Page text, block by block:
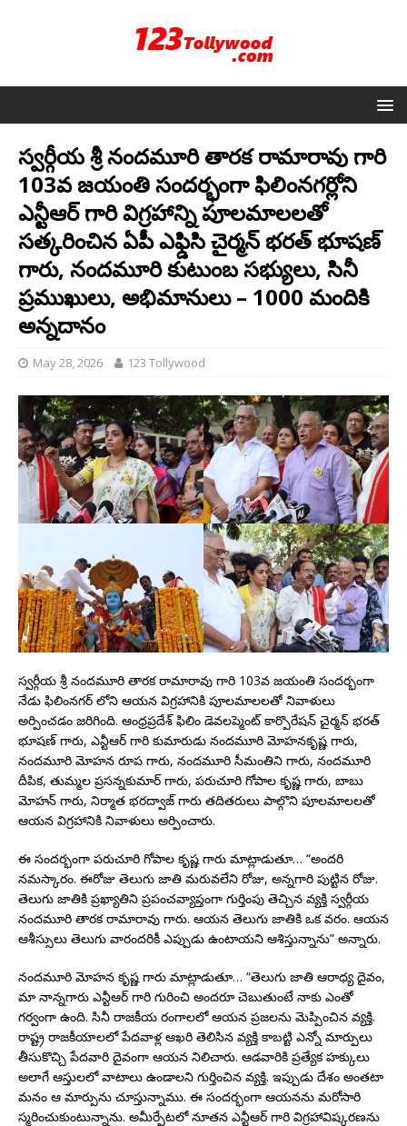
స్వర్గీయ శ్రీ నందమూరి తారక రామారావు గారి
103వ జయంతి సందర్భంగా ఫిలింనగర్లోని
ఎన్టీఆర్ గారి విగ్రహాన్ని పూలమాలలతో
సత్కరించిన ఏపీ ఎఫ్డిసి చైర్మన్ భరత్ భూషణ్
గారు, నందమూరి కుటుంబ సభ్యులు, సినీ
ప్రముఖులు, అభిమానులు – 1000 మందికి
అన్నదానం
May 28, 2026 123 Tollywood
స్వర్గీయ శ్రీ నందమూరి తారక రామారావు గారి 103వ జయంతి సందర్భంగా
నేడు ఫిలింనగర్ లోని ఆయన విగ్రహానికి పూలమాలలతో నివాళులు
అర్పించడం జరిగింది. ఆంధ్రప్రదేశ్ ఫిలిం డెవలప్మెంట్ కార్పొరేషన్ చైర్మన్ భరత్
భూషణ్ గారు, ఎన్టీఆర్ గారి కుమారుడు నందమూరి మోహనకృష్ణ గారు,
నందమూరి మోహన రూప గారు, నందమూరి సీమంతిని గారు, నందమూరి
దీపిక, తుమ్మల ప్రసన్నకుమార్ గారు, పరుచూరి గోపాల కృష్ణ గారు, బాబు
మోహన్ గారు, నిర్మాత భరద్వాజ్ గారు తదితరులు పాల్గొని పూలమాలలతో
ఆయన విగ్రహానికి నివాళులు అర్పించారు.
ఈ సందర్భంగా పరుచూరి గోపాల కృష్ణ గారు మాట్లాడుతూ… “అందరి
నమస్కారం. ఈరోజు తెలుగు జాతి మరువలేని రోజు, అన్నగారి పుట్టిన రోజు.
తెలుగు జాతికి ప్రఖ్యాతిని ప్రపంచవ్యాప్తంగా గుర్తింపు తెచ్చిన వ్యక్తి స్వర్గీయ
నందమూరి తారక రామారావు గారు. ఆయన తెలుగు జాతికి ఒక వరం. ఆయన
ఆశీస్సులు తెలుగు వారందరికీ ఎప్పుడు ఉంటాయని ఆశిస్తున్నాను” అన్నారు.
నందమూరి మోహన కృష్ణ గారు మాట్లాడుతూ… “తెలుగు జాతి ఆరాధ్య దైవం,
మా నాన్నగారు ఎన్టీఆర్ గారి గురించి అందరూ చెబుతుంటే నాకు ఎంతో
గర్వంగా ఉంది. సినీ రాజకీయ రంగాలలో ఆయన ప్రజలను మెప్పించిన వ్యక్తి.
రాష్ట్ర రాజకీయాలలో పేదవాళ్ల ఆఖరి తెలిసిన వ్యక్తి కాబట్టి ఎన్నో మార్పులు
తీసుకొచ్చి పేదవారి దైవంగా ఆయన నిలిచారు. ఆడవారికి ప్రత్యేక హక్కులు
అలాగే ఆస్తులలో వాటాలు ఉండాలని గుర్తించిన వ్యక్తి. ఇప్పుడు దేశం అంతటా
మనం ఆ మార్పును చూస్తున్నాము. ఈ సందర్భంగా ఆయనను మరోసారి
స్మరించుకుంటున్నాను. అమీర్పేటలో నూతన ఎన్టీఆర్ గారి విగ్రహావిష్కరణను